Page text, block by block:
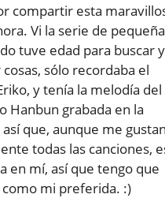
compartir esta
Vi la serie de
tuve edad para buscar y
sólo recordaba el
y tenía la melodía del
Hanbun grabada en la
que, aunque me gustan
todas las canciones,
en mí, así que tengo que
como mi preferida. :)